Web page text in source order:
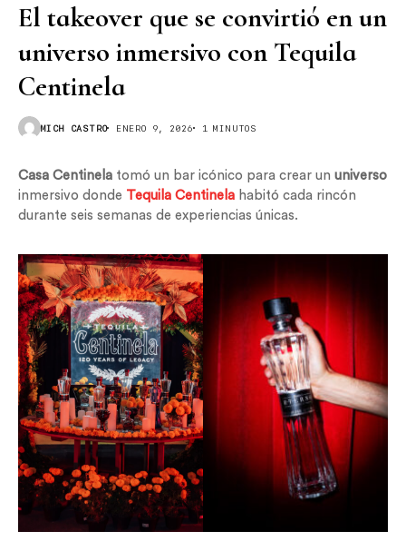
El takeover que se convirtió en un
universo inmersivo con Tequila
Centinela
MICH CASTRO ENERO 9, 2026 1 MINUTOS
Casa Centinela tomó un bar icónico para crear un universo
inmersivo donde Tequila Centinela habitó cada rincón
durante seis semanas de experiencias únicas.